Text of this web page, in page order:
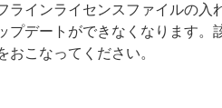
ラインライセンスファイルの
プデートができなくなります。
おこなってください。